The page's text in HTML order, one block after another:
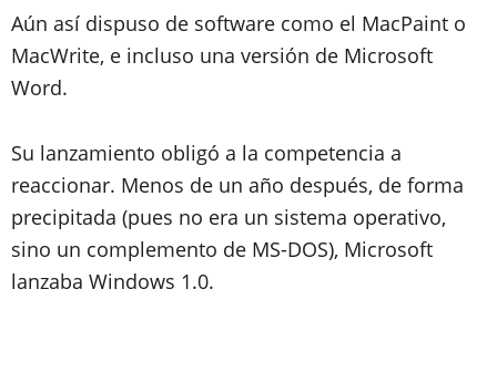
Aún así dispuso de software como el MacPaint o
MacWrite, e incluso una versión de Microsoft
Word.
Su lanzamiento obligó a la competencia a
reaccionar. Menos de un año después, de forma
precipitada (pues no era un sistema operativo,
sino un complemento de MS-DOS), Microsoft
lanzaba Windows 1.0.